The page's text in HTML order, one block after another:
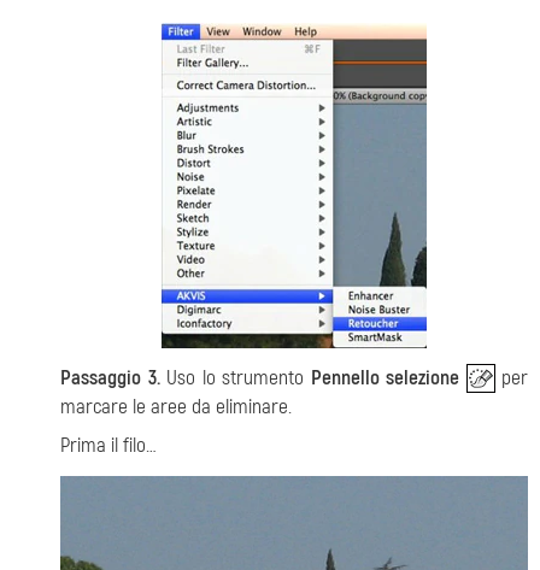
Passaggio 3.Uso lo strumento Pennello selezione
per
marcare le aree da eliminare.
Prima il filo…